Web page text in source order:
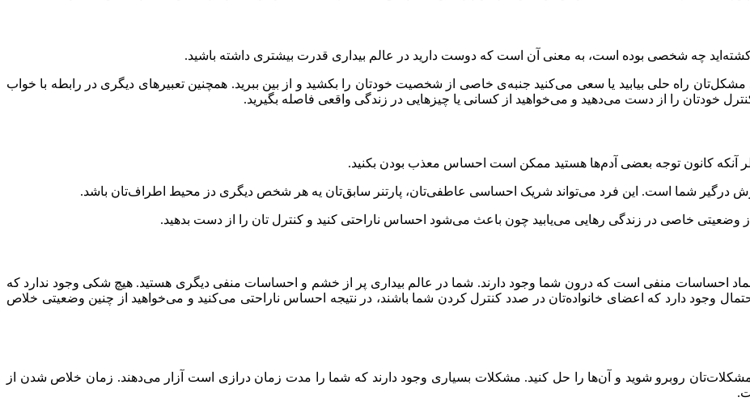
کشته‌اید چه شخصی بوده است، به معنی آن است که دوست دارید در عالم بیداری قدرت بیشتری داشته باشید.
راه حلی بیابید یا سعی می‌کنید جنبه‌ی خاصی از شخصیت‌ خودتان را بکشید و از بین ببرید. همچنین تعبیرهای دیگری در رابطه با خواب
خودتان را از دست می‌دهید و می‌خواهید از کسانی یا چیزهایی در زندگی واقعی فاصله بگیرید.
آنکه کانون توجه بعضی آدم‌ها هستید ممکن است احساس معذب بودن بکنید.
درگیر شما است. این فرد می‌تواند شریک احساسی عاطفی‌تان، پارتنر سابق‌تان یه هر شخص دیگری دز محیط اطراف‌تان باشد.
وضعیتی خاصی در زندگی رهایی می‌یابید چون باعث می‌شود احساس ناراحتی کنید و کنترل تان را از دست بدهید.
نماد احساسات منفی است که درون شما وجود دارند. شما در عالم بیداری پر از خشم و احساسات منفی دیگری هستید. هیچ شکی وجود ندارد که
وجود دارد که اعضای خانواده‌تان در صدد کنترل کردن شما باشند، در نتیجه احساس ناراحتی می‌کنید و می‌خواهید از چنین وضعیتی خلاص
مشکلات‌تان روبرو شوید و آن‌ها را حل کنید. مشکلات بسیاری وجود دارند که شما را مدت زمان درازی است آزار می‌دهند. زمان خلاص شدن از